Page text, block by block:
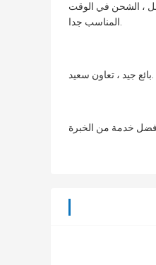
، الشحن في الوقت
المناسب جدا.
بائع جيد ، تعاون سعيد.